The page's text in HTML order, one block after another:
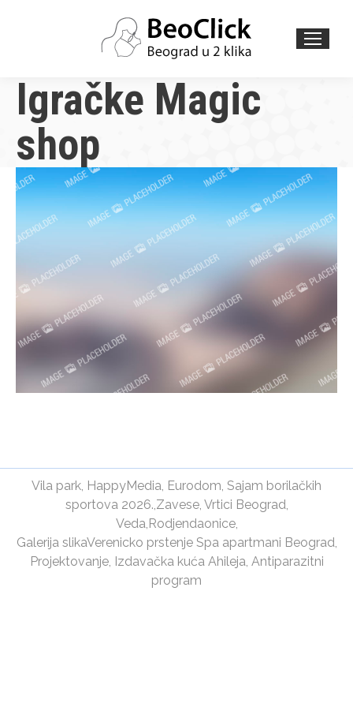
Igračke Magic
shop
Vila park HappyMedia Eurodom Sajam borilačkih
sportova 2026. Zavese, Vrtici Beograd
Veda Rodjendaonice,
Galerija slikaVerenicko prstenje Spa apartmani Beograd
Projektovanje, Izdavačka kuća Ahileja Antiparazitni
program